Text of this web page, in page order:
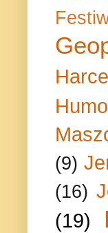
(9)
(16)
(19)